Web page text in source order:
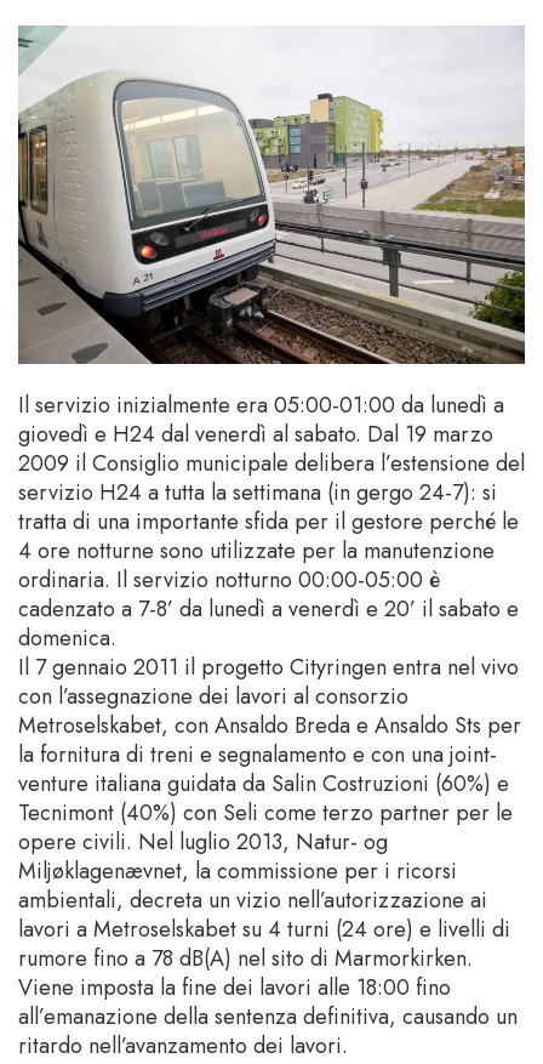
Il servizio inizialmente era 05:00-01:00 da lunedì a
giovedì e H24 dal venerdì al sabato. Dal 19 marzo
2009 il Consiglio municipale delibera l’estensione del
servizio H24 a tutta la settimana (in gergo 24-7): si
tratta di una importante sfida per il gestore perché le
4 ore notturne sono utilizzate per la manutenzione
ordinaria. Il servizio notturno 00:00-05:00 è
cadenzato a 7-8’ da lunedì a venerdì e 20’ il sabato e
domenica.
Il 7 gennaio 2011 il progetto Cityringen entra nel vivo
con l’assegnazione dei lavori al consorzio
Metroselskabet, con Ansaldo Breda e Ansaldo Sts per
la fornitura di treni e segnalamento e con una joint-
venture italiana guidata da Salin Costruzioni (60%) e
Tecnimont (40%) con Seli come terzo partner per le
opere civili. Nel luglio 2013, Natur- og
Miljøklagenævnet, la commissione per i ricorsi
ambientali, decreta un vizio nell’autorizzazione ai
lavori a Metroselskabet su 4 turni (24 ore) e livelli di
rumore fino a 78 dB(A) nel sito di Marmorkirken.
Viene imposta la fine dei lavori alle 18:00 fino
all’emanazione della sentenza definitiva, causando un
ritardo nell’avanzamento dei lavori.